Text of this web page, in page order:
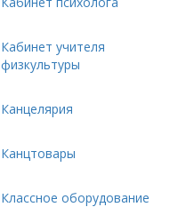
Кабинет учителя
физкультуры
Канцелярия
Канцтовары
Классное оборудование